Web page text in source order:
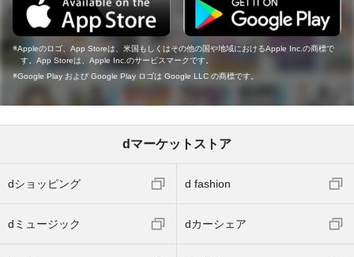
Appleのロゴ、App Storeは、米国もしくはその他の国や地域におけるApple Inc.の商標で
す。App Storeは、Apple Inc.のサービスマークです。
Google Play および Google Play ロゴは Google LLC の商標です。
dマーケットストア
dショッピング d fashion
dミュージック dカーシェア